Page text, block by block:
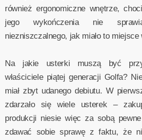
również ergonomiczne wnętrze,
jego wykończenia nie
niezniszczalnego, jak miało to
Na jakie usterki muszą być
właściciele piątej generacji Golfa?
miał zbyt udanego debiutu. W
zdarzało się wiele usterek –
produkcji niesie więc za sobą
zdawać sobie sprawę z faktu, że